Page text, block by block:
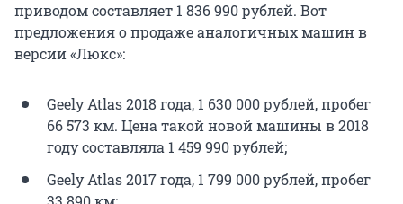
приводом составляет 1 836 990 рублей. Вот
предложения о продаже аналогичных машин в
версии «Люкс»:
Geely Atlas 2018 года, 1 630 000 рублей, пробег
66 573 км. Цена такой новой машины в 2018
году составляла 1 459 990 рублей;
Geely Atlas 2017 года, 1 799 000 рублей, пробег